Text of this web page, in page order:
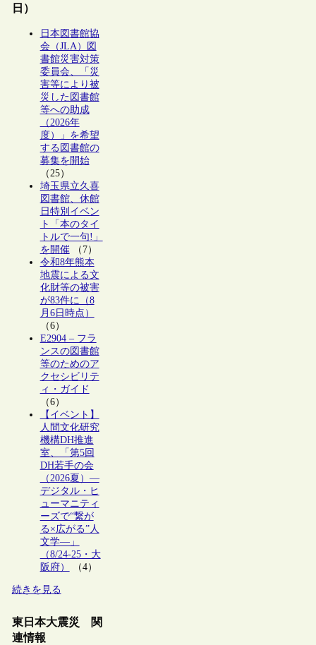
日）
日本図書館協
会（JLA）図
書館災害対策
委員会、「災
害等により被
災した図書館
等への助成
（2026年
度）」を希望
する図書館の
募集を開始
（25）
埼玉県立久喜
図書館、休館
日特別イベン
ト「本のタイ
トルで一句!」
を開催（7）
令和8年熊本
地震による文
化財等の被害
が83件に（8
月6日時点）
（6）
E2904 – フラ
ンスの図書館
等のためのア
クセシビリテ
ィ・ガイド
（6）
【イベント】
人間文化研究
機構DH推進
室、「第5回
DH若手の会
（2026夏）―
デジタル・ヒ
ューマニティ
ーズで“繋が
る×広がる”人
文学―」
（8/24-25・大
阪府）
（4）
続きを見る
東日本大震災 関
連情報